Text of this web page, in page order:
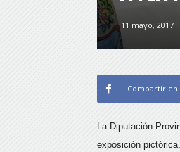
11 mayo, 2017
Compartir en
La Diputación
exposición pictórica.